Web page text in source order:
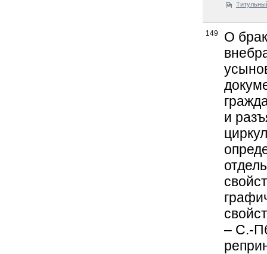
149
О
и
– С.-